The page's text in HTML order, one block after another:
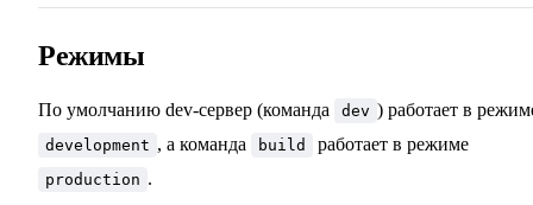
Режимы
По умолчанию dev-сервер (команда dev ) работает в
development , а команда build работает в режиме
production .